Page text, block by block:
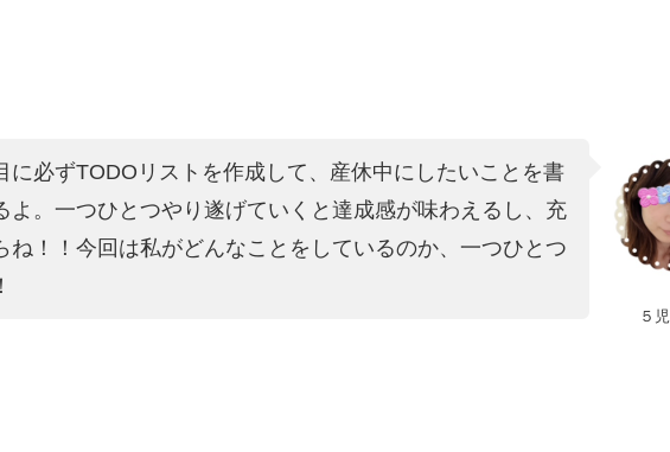
５
必ずTODOリストを作成して、産休中にしたいことを書
よ。一つひとつやり遂げていくと達成感が味わえるし、充
ね！！今回は私がどんなことをしているのか、一つひとつ